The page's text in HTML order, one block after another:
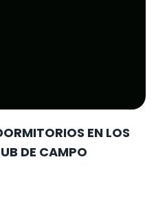
EN LOS
DE CAMPO